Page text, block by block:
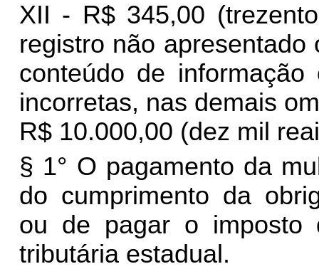
XII - R$ 345,00
registro não
conteúdo de
incorretas, nas demais
R$ 10.000,00 (dez mil
§ 1° O pagamento da
do cumprimento da
ou de pagar o imposto
tributária estadual.